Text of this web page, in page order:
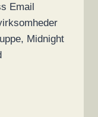
Email
Midnight